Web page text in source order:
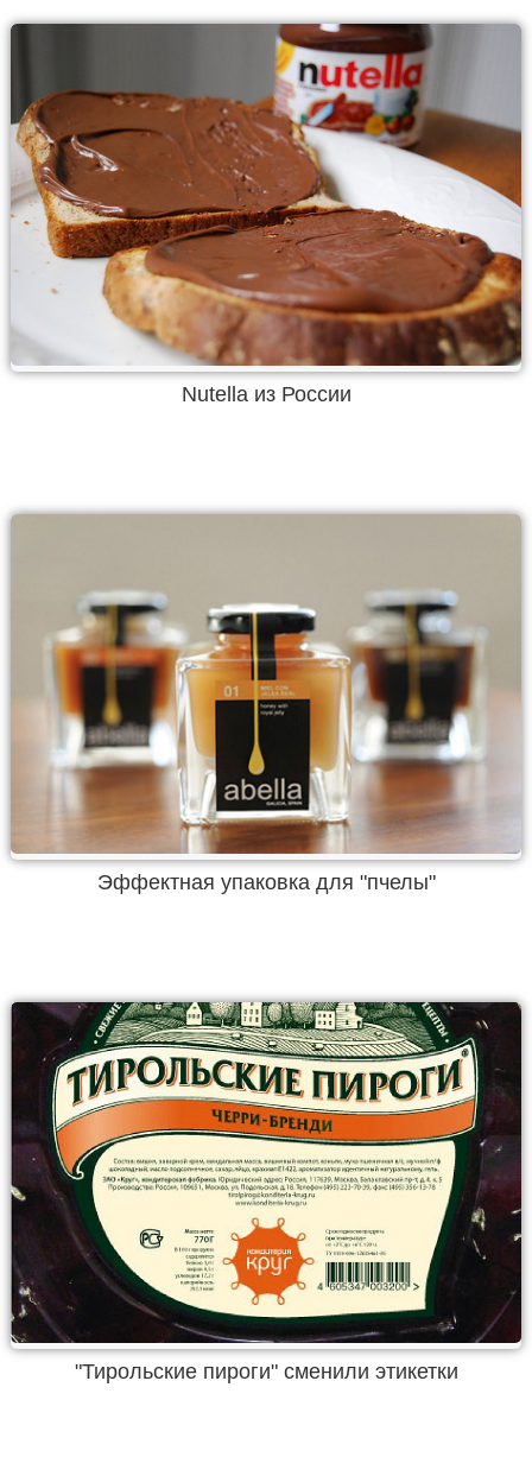
Nutella из России
Эффектная упаковка для "пчелы"
"Тирольские пироги" сменили этикетки